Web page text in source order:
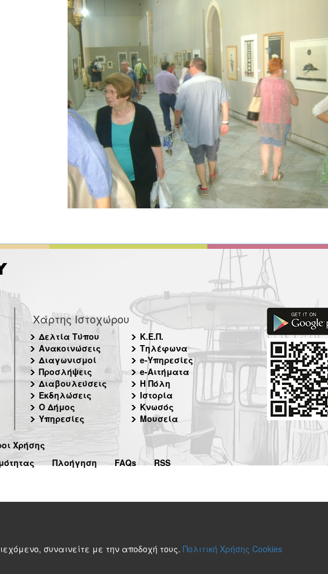
Χάρτης Ιστοχώρου
Δελτία Τύπου
Ανακοινώσεις
Διαγωνισμοί
Προσλήψεις
Διαβουλεύσεις
Εκδηλώσεις
Ο Δήμος
Υπηρεσίες
Κ.Ε.Π.
Τηλέφωνα
e-Υπηρεσίες
e-Αιτήματα
Η Πόλη
Ιστορία
Κνωσός
Μουσεία
Χρήσης
Πλοήγηση FAQs RSS
συναινείτε με την αποδοχή τους. Πολιτική Χρήσης Cookies